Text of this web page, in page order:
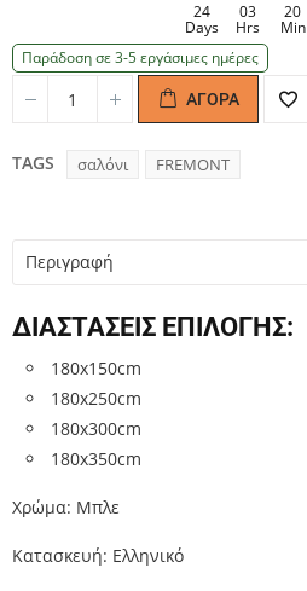
24
Days
03
Hrs
20
Min
Παράδοση σε 3-5 εργάσιμες ημέρες
Quantity
Quantity ΑΓΟΡΆ
TAGS σαλόνι FREMONT
Περιγραφή
ΔΙΑΣΤΑΣΕΙΣ ΕΠΙΛΟΓΗΣ:
180x150cm
180x250cm
180x300cm
180x350cm
Χρώμα: Μπλε
Κατασκευή: Ελληνικό